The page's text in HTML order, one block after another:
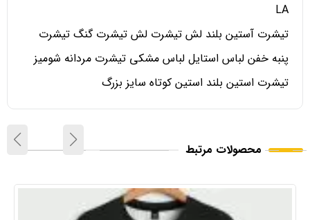
LA
تیشرت آستین بلند لش تیشرت لش تیشرت گنگ تیشرت
پنبه خفن لباس استایل لباس مشکی تیشرت مردانه شومیز
تیشرت استین بلند استین کوتاه سایز بزرگ
محصولات مرتبط